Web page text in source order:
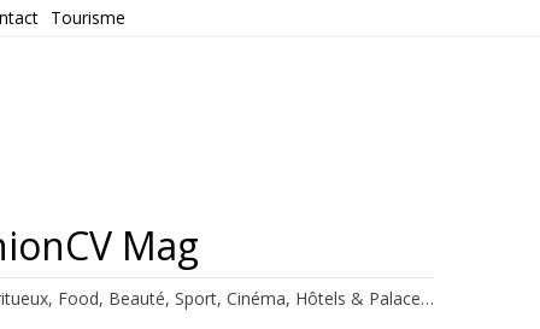
Tourisme
Mag
Food, Beauté, Sport, Cinéma, Hôtels & Palace…